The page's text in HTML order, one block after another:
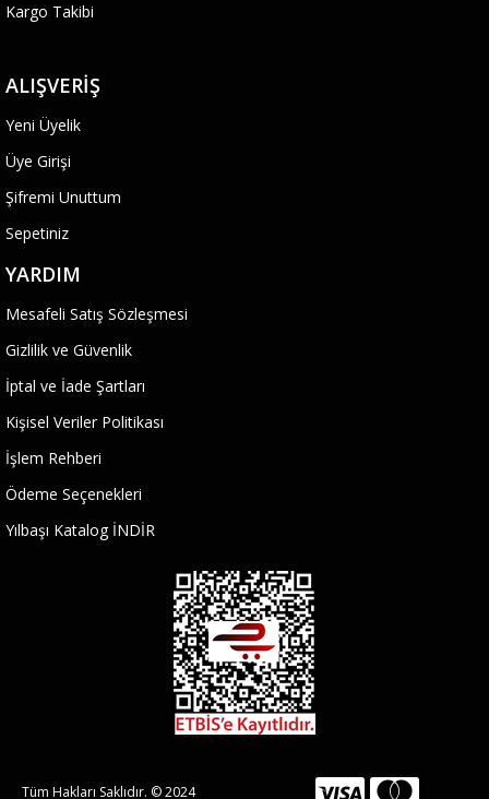
Kargo Takibi
ALIŞVERIŞ
Yeni Üyelik
Üye Girişi
Şifremi Unuttum
Sepetiniz
YARDIM
Mesafeli Satış Sözleşmesi
Gizlilik ve Güvenlik
İptal ve İade Şartları
Kişisel Veriler Politikası
İşlem Rehberi
Ödeme Seçenekleri
Yılbaşı Katalog İNDİR
Tüm Hakları Saklıdır. © 2024